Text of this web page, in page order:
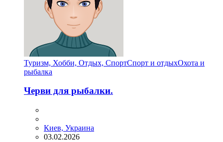
Туризм, Хобби, Отдых, СпортСпорт и отдыхОхота и
рыбалка
Черви для рыбалки.
Киев, Украина
03.02.2026